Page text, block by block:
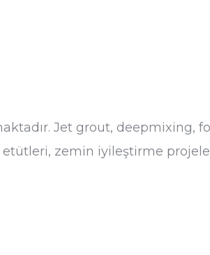
Jet grout, deepmixing,
etütleri, zemin iyileştirme